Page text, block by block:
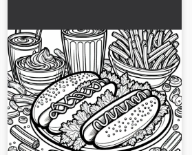
Coloriage gratuit de hot
dogs en plat principal
Crée ton propre coloriage de hot-
dogs en plat principal. Télécharge
gratuitement le modèle de
coloriage !...